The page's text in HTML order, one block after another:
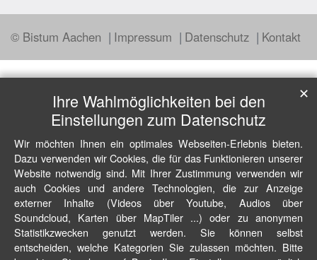
© Bistum Aachen Impressum Datenschutz Kontakt
Ihre Wahlmöglichkeiten bei den
Einstellungen zum Datenschutz
Wir möchten Ihnen ein optimales Webseiten-Erlebnis bieten.
Dazu verwenden wir Cookies, die für das Funktionieren unserer
Website notwendig sind. Mit Ihrer Zustimmung verwenden wir
auch Cookies und andere Technologien, die zur Anzeige
externer Inhalte (Videos über Youtube, Audios über
Soundcloud, Karten über MapTiler ...) oder zu anonymen
Statistikzwecken genutzt werden. Sie können selbst
entscheiden, welche Kategorien Sie zulassen möchten. Bitte
✕